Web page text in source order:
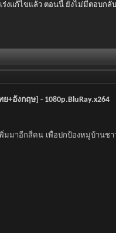
ร่งแก้ไขแล้ว ตอนนี้ ยังไม่มีตอบกลั
+อังกฤษ] - 1080p.BluRay.x264
มาอีกสี่คน เพื่อปกป้องหมู่บ้านช